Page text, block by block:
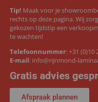
Tip! Maak voor je
rechts op deze pagina. Wij
gekozen tijdstip een
te wachten!
Telefoonnummer:+31 (0)10
E-mail: info@rijnmond-
Gratis advies
Afspraak plannen